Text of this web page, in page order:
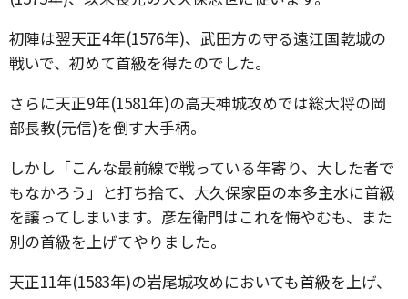
初陣は翌天正4年(1576年)、武田方の守る遠江国乾城の
戦いで、初めて首級を得たのでした。
さらに天正9年(1581年)の高天神城攻めでは総大将の岡
部長教(元信)を倒す大手柄。
しかし「こんな最前線で戦っている年寄り、大した者で
もなかろう」と打ち捨て、大久保家臣の本多主水に首級
を譲ってしまいます。彦左衛門はこれを悔やむも、また
別の首級を上げてやりました。
天正11年(1583年)の岩尾城攻めにおいても首級を上げ、